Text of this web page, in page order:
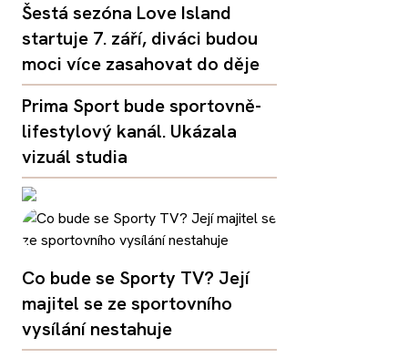
Šestá sezóna Love Island
startuje 7. září, diváci budou
moci více zasahovat do děje
Prima Sport bude sportovně-
lifestylový kanál. Ukázala
vizuál studia
Co bude se Sporty TV? Její
majitel se ze sportovního
vysílání nestahuje